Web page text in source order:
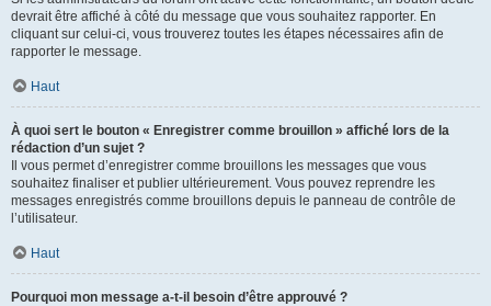
devrait être affiché à côté du message que vous souhaitez rapporter. En
cliquant sur celui-ci, vous trouverez toutes les étapes nécessaires afin de
rapporter le message.
Haut
À quoi sert le bouton « Enregistrer comme brouillon » affiché lors de la
rédaction d’un sujet ?
Il vous permet d’enregistrer comme brouillons les messages que vous
souhaitez finaliser et publier ultérieurement. Vous pouvez reprendre les
messages enregistrés comme brouillons depuis le panneau de contrôle de
l’utilisateur.
Haut
Pourquoi mon message a-t-il besoin d’être approuvé ?